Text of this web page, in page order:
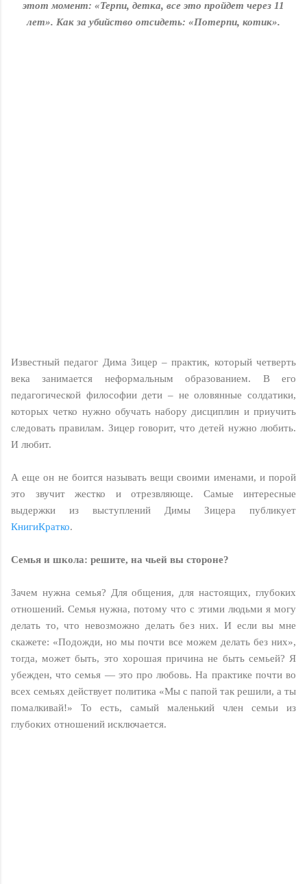
этот момент: «Терпи, детка, все это пройдет через 11
лет». Как за убийство отсидеть: «Потерпи, котик».
Известный педагог Дима Зицер – практик, который четверть
века занимается неформальным образованием. В его
педагогической философии дети – не оловянные солдатики,
которых четко нужно обучать набору дисциплин и приучить
следовать правилам. Зицер говорит, что детей нужно любить.
И любит.
А еще он не боится называть вещи своими именами, и порой
это звучит жестко и отрезвляюще. Самые интересные
выдержки из выступлений Димы Зицера публикует
КнигиКратко.
Семья и школа: решите, на чьей вы стороне?
Зачем нужна семья? Для общения, для настоящих, глубоких
отношений. Семья нужна, потому что с этими людьми я могу
делать то, что невозможно делать без них. И если вы мне
скажете: «Подожди, но мы почти все можем делать без них»,
тогда, может быть, это хорошая причина не быть семьей? Я
убежден, что семья — это про любовь. На практике почти во
всех семьях действует политика «Мы с папой так решили, а ты
помалкивай!» То есть, самый маленький член семьи из
глубоких отношений исключается.